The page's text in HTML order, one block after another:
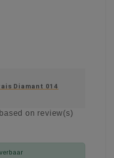
Diamant 014
on review(s)